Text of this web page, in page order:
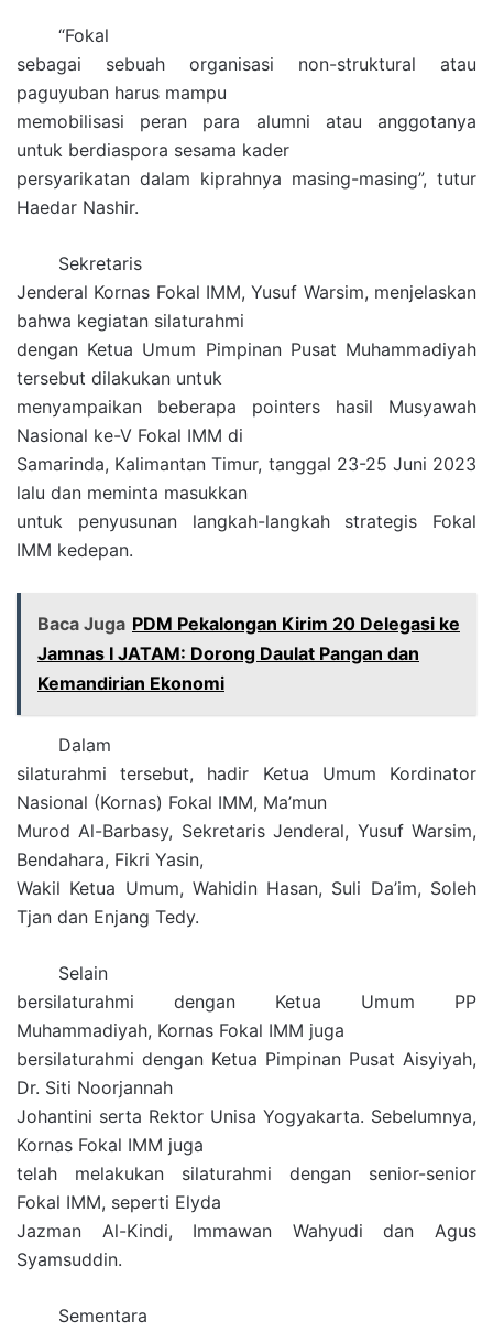
“Fokal
sebagai sebuah organisasi non-struktural atau
paguyuban harus mampu
memobilisasi peran para alumni atau anggotanya
untuk berdiaspora sesama kader
persyarikatan dalam kiprahnya masing-masing”, tutur
Haedar Nashir.
Sekretaris
Jenderal Kornas Fokal IMM, Yusuf Warsim, menjelaskan
bahwa kegiatan silaturahmi
dengan Ketua Umum Pimpinan Pusat Muhammadiyah
tersebut dilakukan untuk
menyampaikan beberapa pointers hasil Musyawah
Nasional ke-V Fokal IMM di
Samarinda, Kalimantan Timur, tanggal 23-25 Juni 2023
lalu dan meminta masukkan
untuk penyusunan langkah-langkah strategis Fokal
IMM kedepan.
Baca Juga PDM Pekalongan Kirim 20 Delegasi ke
Jamnas I JATAM: Dorong Daulat Pangan dan
Kemandirian Ekonomi
Dalam
silaturahmi tersebut, hadir Ketua Umum Kordinator
Nasional (Kornas) Fokal IMM, Ma’mun
Murod Al-Barbasy, Sekretaris Jenderal, Yusuf Warsim,
Bendahara, Fikri Yasin,
Wakil Ketua Umum, Wahidin Hasan, Suli Da’im, Soleh
Tjan dan Enjang Tedy.
Selain
bersilaturahmi dengan Ketua Umum PP
Muhammadiyah, Kornas Fokal IMM juga
bersilaturahmi dengan Ketua Pimpinan Pusat Aisyiyah,
Dr. Siti Noorjannah
Johantini serta Rektor Unisa Yogyakarta. Sebelumnya,
Kornas Fokal IMM juga
telah melakukan silaturahmi dengan senior-senior
Fokal IMM, seperti Elyda
Jazman Al-Kindi, Immawan Wahyudi dan Agus
Syamsuddin.
Sementara